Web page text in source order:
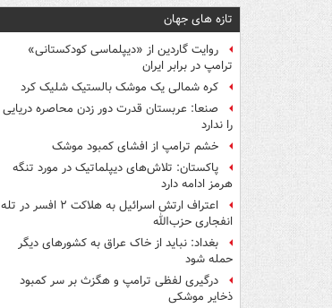
تازه های جهان
روایت گاردین از «دیپلماسی کودکستانی»
ترامپ در برابر ایران
کره شمالی یک موشک بالستیک شلیک کرد
صنعا: عربستان قدرت دور زدن محاصره دریایی
را ندارد
خشم ترامپ از افشای کمبود موشک
پاکستان: تلاش‌های دیپلماتیک در مورد تنگه
هرمز ادامه دارد
اعتراف ارتش اسرائیل به هلاکت ۲ افسر در تله
انفجاری حزب‌الله
بغداد: نباید از خاک عراق به کشورهای دیگر
حمله شود
درگیری لفظی ترامپ و هگزث بر سر کمبود
ذخایر موشکی